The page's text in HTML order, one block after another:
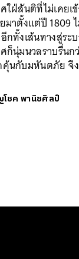
ใฝ่สันติที่ไม่เคย
มาตั้งแต่ปี 1809
กทั้งเส้นทางสู่ระ
ก็นุ่มนวลราบรื่นก
คุ้นกับมหันตภัย จึ
ชค พานิชศิลป์